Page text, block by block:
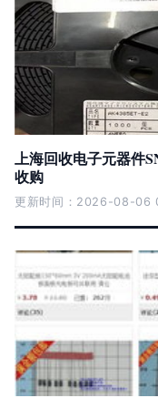
上海回收电子元器件
收购
更新时间：2026-08-06